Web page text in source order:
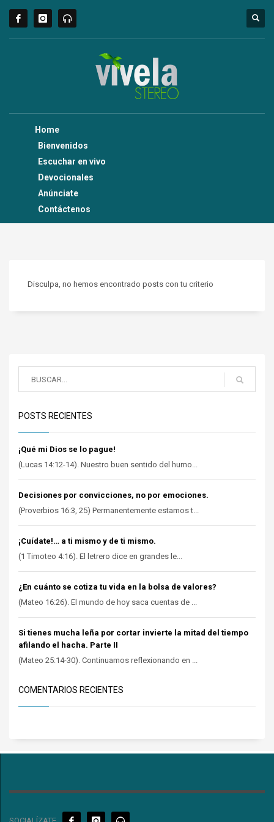
Home
Bienvenidos
Escuchar en vivo
Devocionales
Anúnciate
Contáctenos
Disculpa, no hemos encontrado posts con tu criterio
POSTS RECIENTES
¡Qué mi Dios se lo pague!
(Lucas 14:12-14). Nuestro buen sentido del humo...
Decisiones por convicciones, no por emociones.
(Proverbios 16:3, 25) Permanentemente estamos t...
¡Cuídate!… a ti mismo y de ti mismo.
(1 Timoteo 4:16). El letrero dice en grandes le...
¿En cuánto se cotiza tu vida en la bolsa de valores?
(Mateo 16:26). El mundo de hoy saca cuentas de ...
Si tienes mucha leña por cortar invierte la mitad del tiempo
afilando el hacha. Parte II
(Mateo 25:14-30). Continuamos reflexionando en ...
COMENTARIOS RECIENTES